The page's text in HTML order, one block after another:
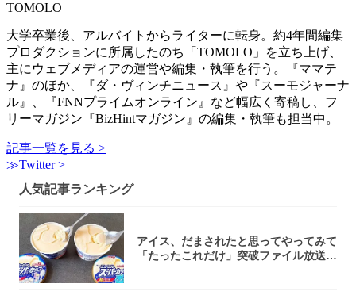
TOMOLO
大学卒業後、アルバイトからライターに転身。約4年間編集
プロダクションに所属したのち「TOMOLO」を立ち上げ、
主にウェブメディアの運営や編集・執筆を行う。『ママテ
ナ』のほか、『ダ・ヴィンチニュース』や『スーモジャーナ
ル』、『FNNプライムオンライン』など幅広く寄稿し、フ
リーマガジン『BizHintマガジン』の編集・執筆も担当中。
記事一覧を見る >
≫Twitter >
人気記事ランキング
アイス、だまされたと思ってやってみて
「たったこれだけ」突破ファイル放送で